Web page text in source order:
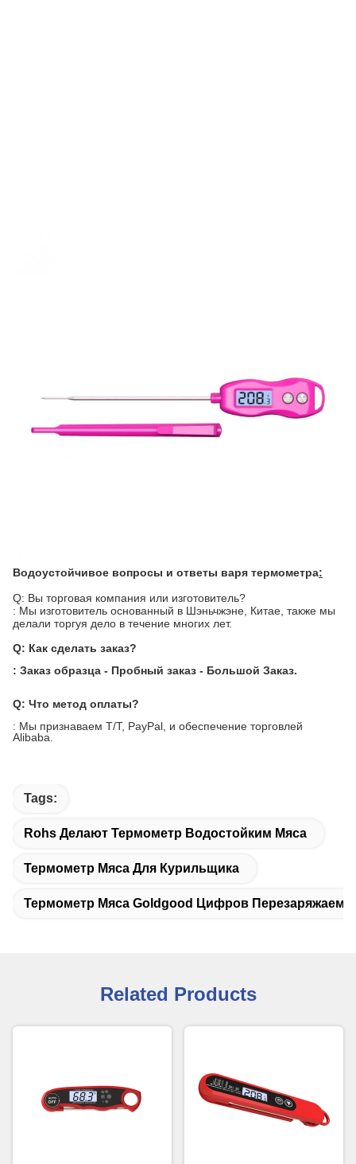
Водоустойчивое вопросы и ответы варя термометра:
Q: Вы торговая компания или изготовитель?
: Мы изготовитель основанный в Шэньчжэне, Китае, также мы
делали торгуя дело в течение многих лет.
Q: Как сделать заказ?
: Заказ образца - Пробный заказ - Большой Заказ.
Q: Что метод оплаты?
: Мы признаваем T/T, PayPal, и обеспечение торговлей
Alibaba.
Tags:
Rohs Делают Термометр Водостойким Мяса
Термометр Мяса Для Курильщика
Термометр Мяса Goldgood Цифров
Related Products